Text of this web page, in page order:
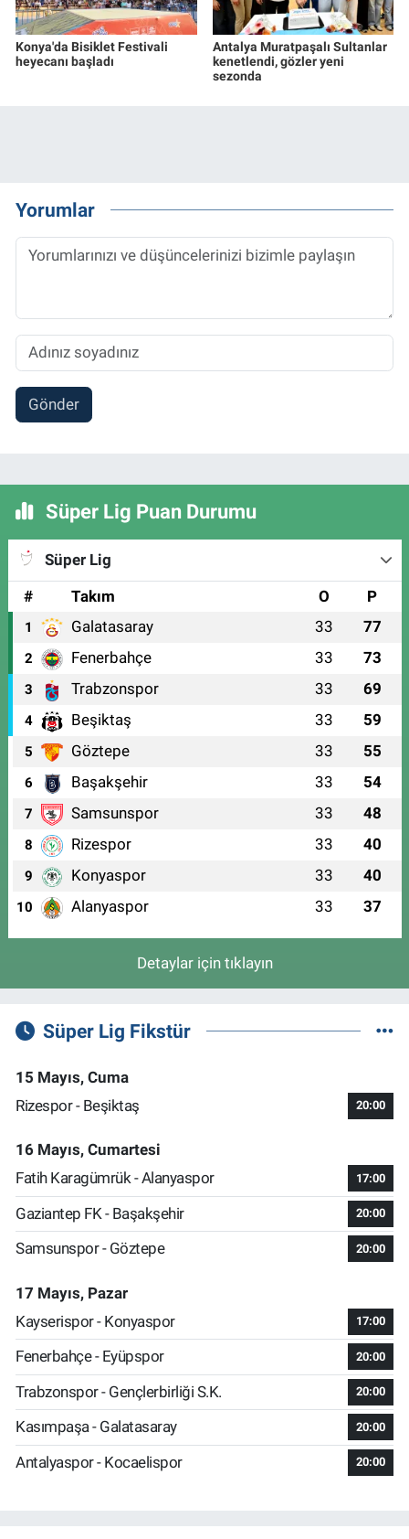
Konya'da Bisiklet Festivali
heyecanı başladı
Antalya Muratpaşalı Sultanlar
kenetlendi, gözler yeni
sezonda
Yorumlar
Gönder
Süper Lig Puan Durumu
Süper Lig
#
Takım O P
1 Galatasaray 33 77
2 Fenerbahçe 33 73
3 Trabzonspor 33 69
4 Beşiktaş 33 59
5 Göztepe 33 55
6 Başakşehir 33 54
7 Samsunspor 33 48
8 Rizespor 33 40
9 Konyaspor 33 40
10 Alanyaspor 33 37
Detaylar için tıklayın
Süper Lig Fikstür
15 Mayıs, Cuma
Rizespor - Beşiktaş
20:00
16 Mayıs, Cumartesi
Fatih Karagümrük - Alanyaspor
17:00
Gaziantep FK - Başakşehir 20:00
Samsunspor - Göztepe 20:00
17 Mayıs, Pazar
Kayserispor - Konyaspor
17:00
Fenerbahçe - Eyüpspor 20:00
Trabzonspor - Gençlerbirliği S.K. 20:00
Kasımpaşa - Galatasaray 20:00
Antalyaspor - Kocaelispor 20:00